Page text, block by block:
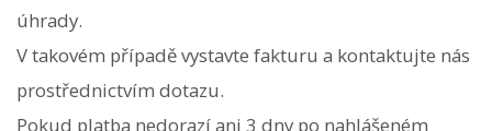
úhrady.
V takovém případě vystavte fakturu a kontaktujte nás
prostřednictvím dotazu.
Pokud platba nedorazí ani 3 dny po nahlášeném